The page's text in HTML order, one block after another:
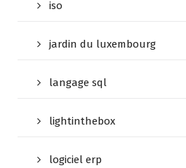
iso
jardin du luxembourg
langage sql
lightinthebox
logiciel erp